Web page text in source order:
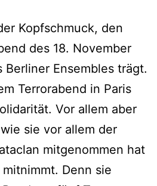
Kopfschmuck, den
des 18. November
Berliner Ensembles trägt.
Terrorabend in Paris
Vor allem aber
sie vor allem der
mitgenommen hat
Denn sie